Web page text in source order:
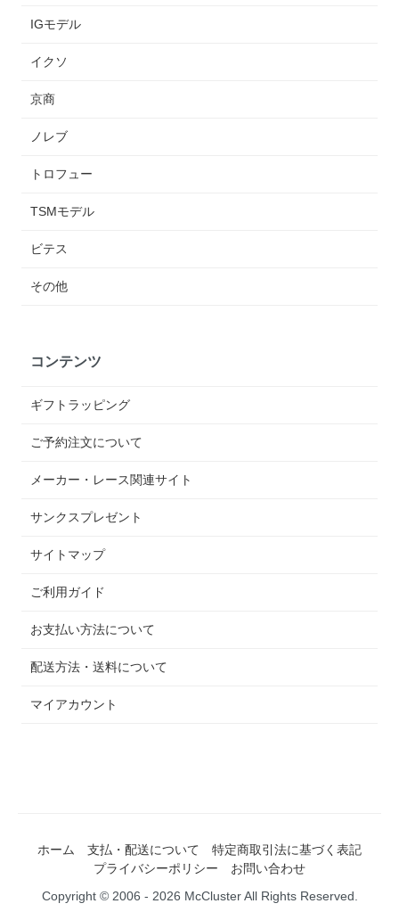
IGモデル
イクソ
京商
ノレブ
トロフュー
TSMモデル
ビテス
その他
コンテンツ
ギフトラッピング
ご予約注文について
メーカー・レース関連サイト
サンクスプレゼント
サイトマップ
ご利用ガイド
お支払い方法について
配送方法・送料について
マイアカウント
ホーム 支払・配送について
特定商取引法に基づく表記
プライバシーポリシー
お問い合わせ
Copyright © 2006 - 2026 McCluster All Rights Reserved.